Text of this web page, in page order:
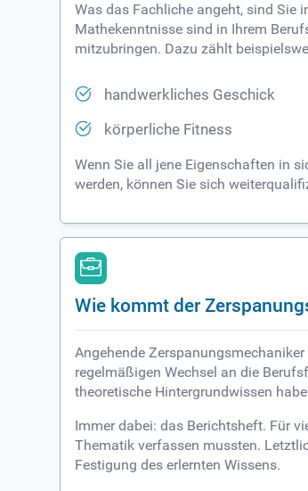
Was das Fachliche angeht, sind Sie
Mathekenntnisse sind in Ihrem
mitzubringen. Dazu zählt
handwerkliches Geschick
körperliche Fitness
Wenn Sie all jene Eigenschaften in
werden, können Sie sich
Wie kommt der
Angehende
regelmäßigen Wechsel an die
theoretische Hintergrundwissen
Immer dabei: das Berichtsheft. Für
Thematik verfassen mussten.
Festigung des erlernten Wissens.